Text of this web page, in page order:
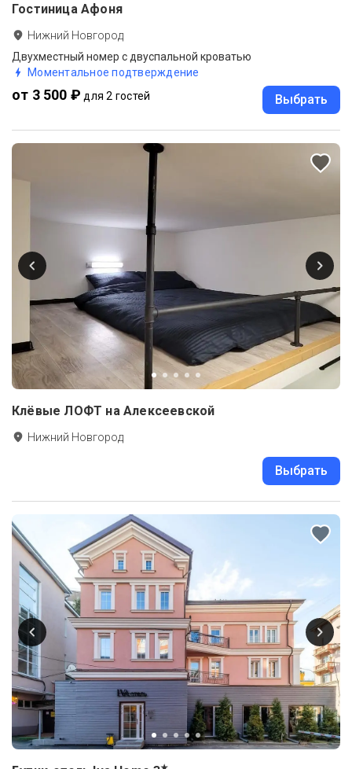
Гостиница Афоня
Нижний Новгород
Двухместный номер с двуспальной кроватью
Моментальное подтверждение
от 3 500 ₽ для 2 гостей Выбрать
Клёвые ЛОФТ на Алексеевской
Нижний Новгород
Выбрать